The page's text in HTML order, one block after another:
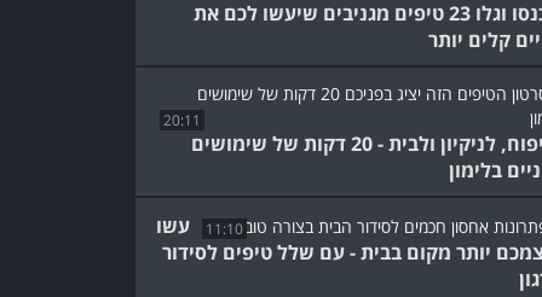
היכנסו וגלו 23 טיפים מגניבים שיעשו לכם את
קלים יותר
20:11
לטיפוח, לניקיון ולבית - 20 דקות של שימושים
בלימון
11:10
עשו
יותר מקום בבית - עם שלל טיפים לסידור